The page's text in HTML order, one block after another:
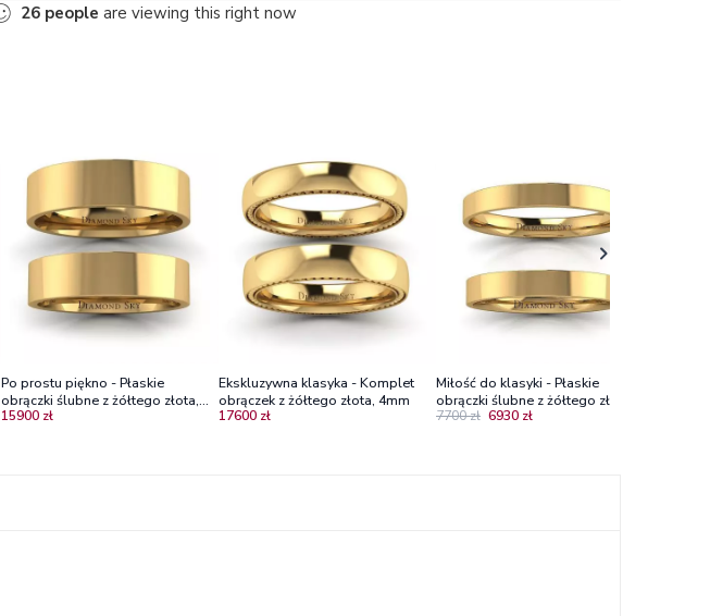
26 people are viewing this right now
Po prostu piękno - Płaskie
obrączki ślubne z żółtego złota,
próba 585, 4.5mm, 6.0mm
15900 zł
Ekskluzywna klasyka - Komplet
obrączek z żółtego złota, 4mm
17600 zł
Miłość do klasyki - Płaskie
obrączki ślubne z żółtego złota,
3mm
7700 zł 6930 zł